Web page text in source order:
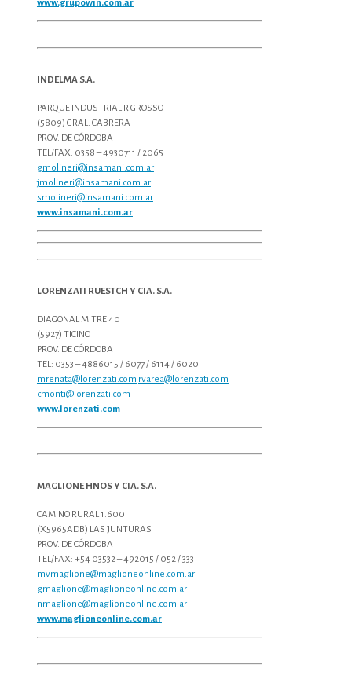
www.grupowin.com.ar
INDELMA S.A.
PARQUE INDUSTRIAL R.GROSSO
(5809) GRAL. CABRERA
PROV. DE CÓRDOBA
TEL/FAX: 0358 – 4930711 / 2065
gmolineri@insamani.com.ar
jmolineri@insamani.com.ar
smolineri@insamani.com.ar
www.insamani.com.ar
LORENZATI RUESTCH Y CIA. S.A.
DIAGONAL MITRE 40
(5927) TICINO
PROV. DE CÓRDOBA
TEL: 0353 – 4886015 / 6077 / 6114 / 6020
mrenata@lorenzati.com rvarea@lorenzati.com
cmonti@lorenzati.com
www.lorenzati.com
MAGLIONE HNOS Y CIA. S.A.
CAMINO RURAL 1.600
(X5965ADB) LAS JUNTURAS
PROV. DE CÓRDOBA
TEL/FAX: +54 03532 – 492015 / 052 / 333
mvmaglione@maglioneonline.com.ar
gmaglione@maglioneonline.com.ar
nmaglione@maglioneonline.com.ar
www.maglioneonline.com.ar